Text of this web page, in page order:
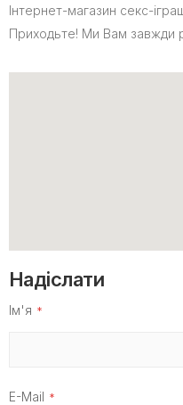
Інтернет-магазин cекс-
Приходьте! Ми Вам завжди
Надіслати
Ім'я
E-Mail